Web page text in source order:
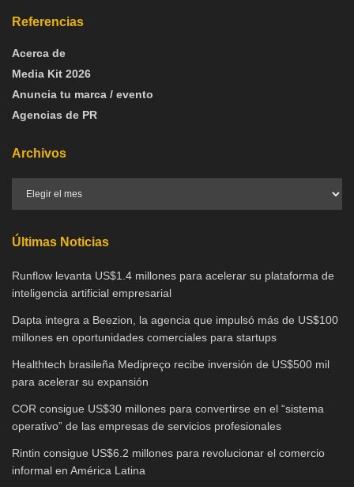
Referencias
Acerca de
Media Kit 2026
Anuncia tu marca / evento
Agencias de PR
Archivos
Últimas Noticias
Runflow levanta US$1.4 millones para acelerar su plataforma de
inteligencia artificial empresarial
Dapta integra a Beezion, la agencia que impulsó más de US$100
millones en oportunidades comerciales para startups
Healthtech brasileña Medipreço recibe inversión de US$500 mil
para acelerar su expansión
COR consigue US$30 millones para convertirse en el “sistema
operativo” de las empresas de servicios profesionales
Rintin consigue US$6.2 millones para revolucionar el comercio
informal en América Latina